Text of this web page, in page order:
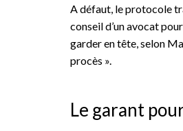
A défaut, le protocole
conseil d’un avocat
garder en tête, selon
procès ».
Le garant